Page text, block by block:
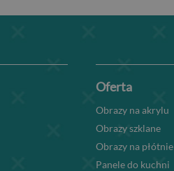
Oferta
Obrazy na akrylu
Obrazy szklane
Obrazy na płótnie
Panele do kuchni